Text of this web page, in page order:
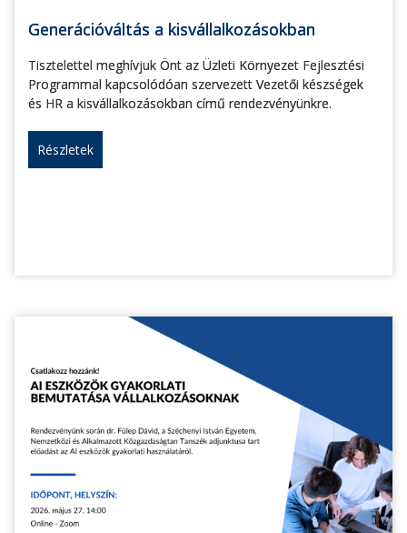
Generációváltás a kisvállalkozásokban
Tisztelettel meghívjuk Önt az Üzleti Környezet Fejlesztési
Programmal kapcsolódóan szervezett Vezetői készségek
és HR a kisvállalkozásokban című rendezvényünkre.
Részletek